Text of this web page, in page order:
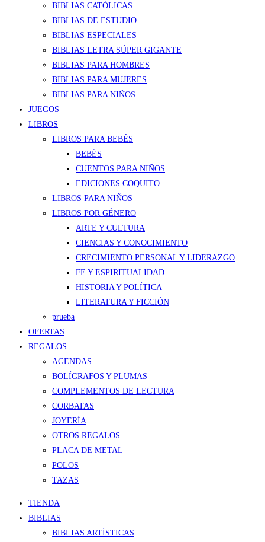
BIBLIAS CATÓLICAS
BIBLIAS DE ESTUDIO
BIBLIAS ESPECIALES
BIBLIAS LETRA SÚPER GIGANTE
BIBLIAS PARA HOMBRES
BIBLIAS PARA MUJERES
BIBLIAS PARA NIÑOS
JUEGOS
LIBROS
LIBROS PARA BEBÉS
BEBÉS
CUENTOS PARA NIÑOS
EDICIONES COQUITO
LIBROS PARA NIÑOS
LIBROS POR GÉNERO
ARTE Y CULTURA
CIENCIAS Y CONOCIMIENTO
CRECIMIENTO PERSONAL Y LIDERAZGO
FE Y ESPIRITUALIDAD
HISTORIA Y POLÍTICA
LITERATURA Y FICCIÓN
prueba
OFERTAS
REGALOS
AGENDAS
BOLÍGRAFOS Y PLUMAS
COMPLEMENTOS DE LECTURA
CORBATAS
JOYERÍA
OTROS REGALOS
PLACA DE METAL
POLOS
TAZAS
TIENDA
BIBLIAS
BIBLIAS ARTÍSTICAS